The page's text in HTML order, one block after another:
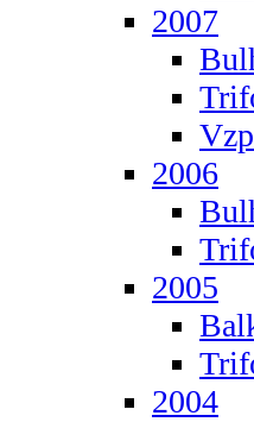
2007
2006
2005
2004